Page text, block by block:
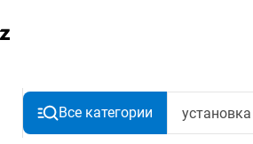
Все категории